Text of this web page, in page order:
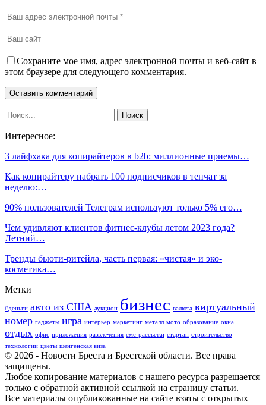
Сохраните мое имя, адрес электронной почты и веб-сайт в
этом браузере для следующего комментария.
Интересное:
3 лайфхака для копирайтеров в b2b: миллионные приемы…
Как копирайтеру набрать 100 подписчиков в тенчат за
неделю:…
90% пользователей Телеграм используют только 5% его…
Чем удивляют клиентов фитнес-клубы летом 2023 года?
Летний…
Тренды бьюти-ритейла, часть первая: «чистая» и эко-
косметика…
Метки
#деньги авто из США аукцион бизнес валюта виртуальный
номер гаджеты игра интерьер маркетинг металл мото образование окна
отдых офис приложения развлечения смс-рассылки стартап строительство
технологии цветы шенгенская виза
© 2026 - Новости Бреста и Брестской области. Все права
защищены.
Любое копирование материалов с нашего ресурса разрешается
только с обратной активной ссылкой на страницу статьи.
Все материалы опубликованные на сайте взяты с открытых